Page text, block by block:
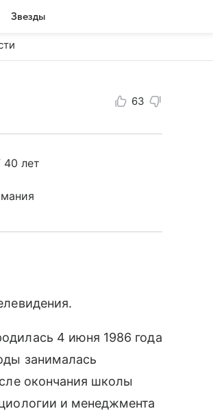
Звезды
63
40 лет
4 июня 1986 года
занималась
окончания школы
и менеджмента